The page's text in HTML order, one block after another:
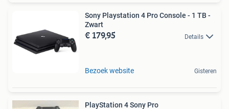
Sony Playstation 4 Pro Console - 1 TB -
Zwart
€ 179,95 Details
Bezoek website Gisteren
PlayStation 4 Sony Pro